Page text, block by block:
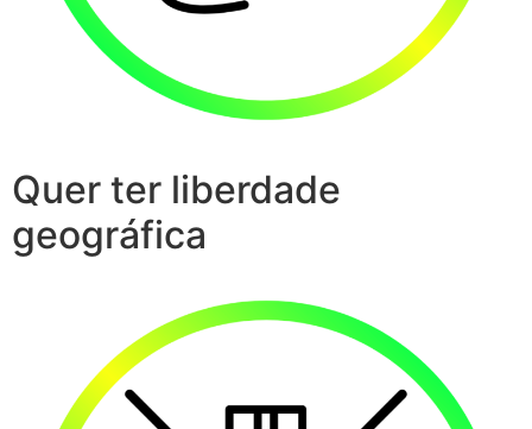
Quer ter liberdade
geográfica